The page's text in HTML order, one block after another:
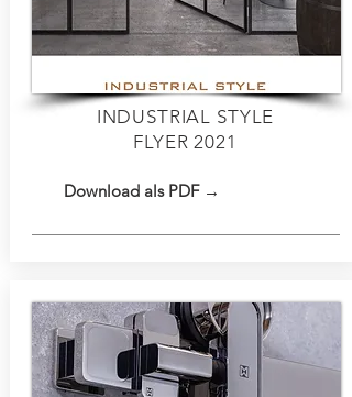
INDUSTRIAL STYLE
FLYER 2021
Download als PDF →